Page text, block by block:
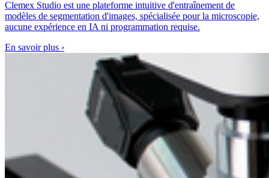
Clemex Studio est une plateforme intuitive d'entraînement de
modèles de segmentation d'images, spécialisée pour la microscopie,
aucune expérience en IA ni programmation requise.
En savoir plus ›